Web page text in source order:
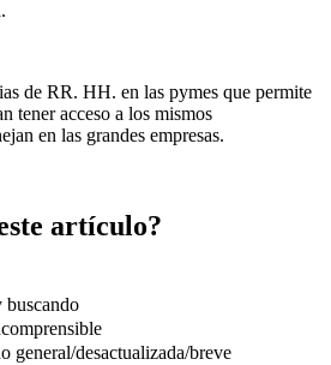
de RR. HH. en las pymes que permite
tener acceso a los mismos
en las grandes empresas.
artículo?
buscando
general/desactualizada/breve